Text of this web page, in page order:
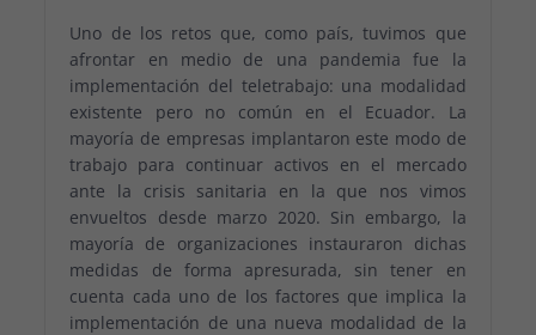
Uno de los retos que, como país, tuvimos que
afrontar en medio de una pandemia fue la
implementación del teletrabajo: una modalidad
existente pero no común en el Ecuador. La
mayoría de empresas implantaron este modo de
trabajo para continuar activos en el mercado
ante la crisis sanitaria en la que nos vimos
envueltos desde marzo 2020. Sin embargo, la
mayoría de organizaciones instauraron dichas
medidas de forma apresurada, sin tener en
cuenta cada uno de los factores que implica la
implementación de una nueva modalidad de la